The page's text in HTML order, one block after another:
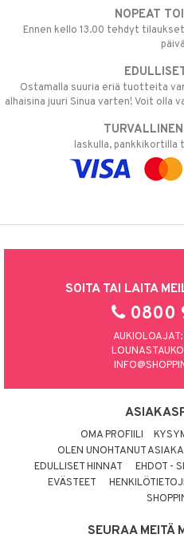
NOPEAT
Ennen kello 13.00 tehdyt
Ostamalla suuria eriä tuotteita
alhaisina juuri Sinua varten! Voit
laskulla, pankkikortilla
SOITA TAI LAITA
0800
OMA PROFIILI
OLEN UNOHTANUT
EDULLISET HINNAT
EHDOT -
EVÄSTEET
SEURAA MEITÄ